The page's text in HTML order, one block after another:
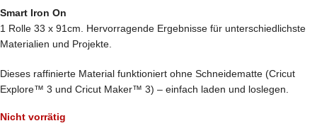
Smart Iron On
1 Rolle 33 x 91cm. Hervorragende Ergebnisse für unterschiedlichste
Materialien und Projekte.
Dieses raffinierte Material funktioniert ohne Schneidematte (Cricut
Explore™ 3 und Cricut Maker™ 3) – einfach laden und loslegen.
Nicht vorrätig